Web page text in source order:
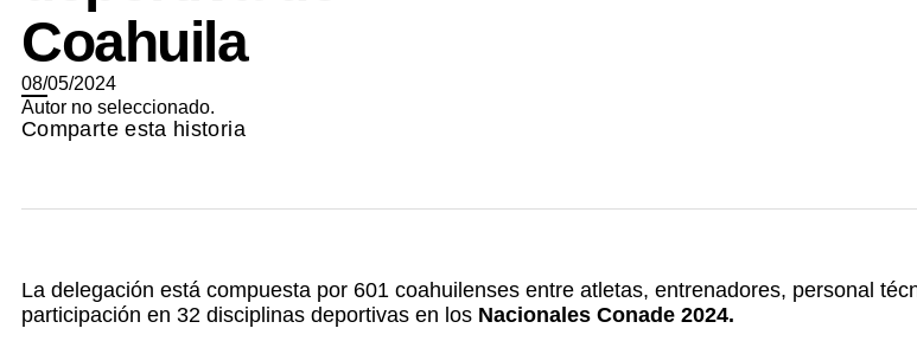
Coahuila
08/05/2024
Autor no seleccionado.
Comparte esta historia
La delegación está compuesta por 601 coahuilenses entre atletas, entrenadores, personal
participación en 32 disciplinas deportivas en los Nacionales Conade 2024.